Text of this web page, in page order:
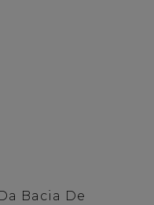
Bacia De